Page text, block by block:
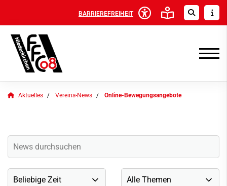
BARRIEREFREIHEIT
Aktuelles Vereins-News Online-Bewegungsangebote